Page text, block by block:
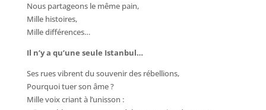
Nous partageons le même pain,
Mille histoires,
Mille différences…
Il n’y a qu’une seule Istanbul…
Ses rues vibrent du souvenir des rébellions,
Pourquoi tuer son âme ?
Mille voix criant à l’unisson :